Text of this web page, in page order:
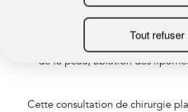
graisse, réinjection de graisse,
séquelles d’amaigrissement)
correction esthétique,
de la peau, ablation des
Cette consultation de chirurgie